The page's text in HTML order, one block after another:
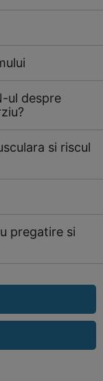
ul despre
si riscul
pregatire si